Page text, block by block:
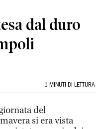
dal duro
1 MINUTI DI LETTURA
del
si era vista